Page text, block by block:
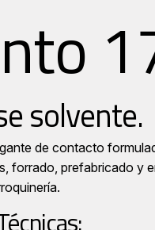
solvente.
de contacto
forrado, prefabricado y